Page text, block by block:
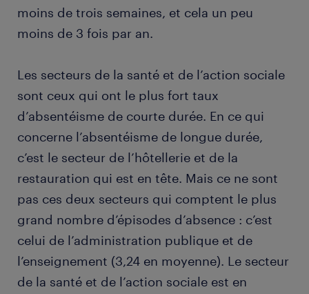
moins de trois semaines, et cela un peu
moins de 3 fois par an.
Les secteurs de la santé et de l’action sociale
sont ceux qui ont le plus fort taux
d’absentéisme de courte durée. En ce qui
concerne l’absentéisme de longue durée,
c’est le secteur de l’hôtellerie et de la
restauration qui est en tête. Mais ce ne sont
pas ces deux secteurs qui comptent le plus
grand nombre d’épisodes d’absence : c’est
celui de l’administration publique et de
l’enseignement (3,24 en moyenne). Le secteur
de la santé et de l’action sociale est en